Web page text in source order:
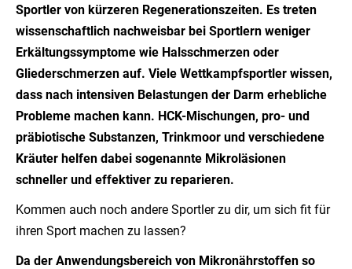
Sportler von kürzeren Regenerationszeiten. Es treten
wissenschaftlich nachweisbar bei Sportlern weniger
Erkältungssymptome wie Halsschmerzen oder
Gliederschmerzen auf. Viele Wettkampfsportler wissen,
dass nach intensiven Belastungen der Darm erhebliche
Probleme machen kann. HCK-Mischungen, pro- und
präbiotische Substanzen, Trinkmoor und verschiedene
Kräuter helfen dabei sogenannte Mikroläsionen
schneller und effektiver zu reparieren.
Kommen auch noch andere Sportler zu dir, um sich fit für
ihren Sport machen zu lassen?
Da der Anwendungsbereich von Mikronährstoffen so